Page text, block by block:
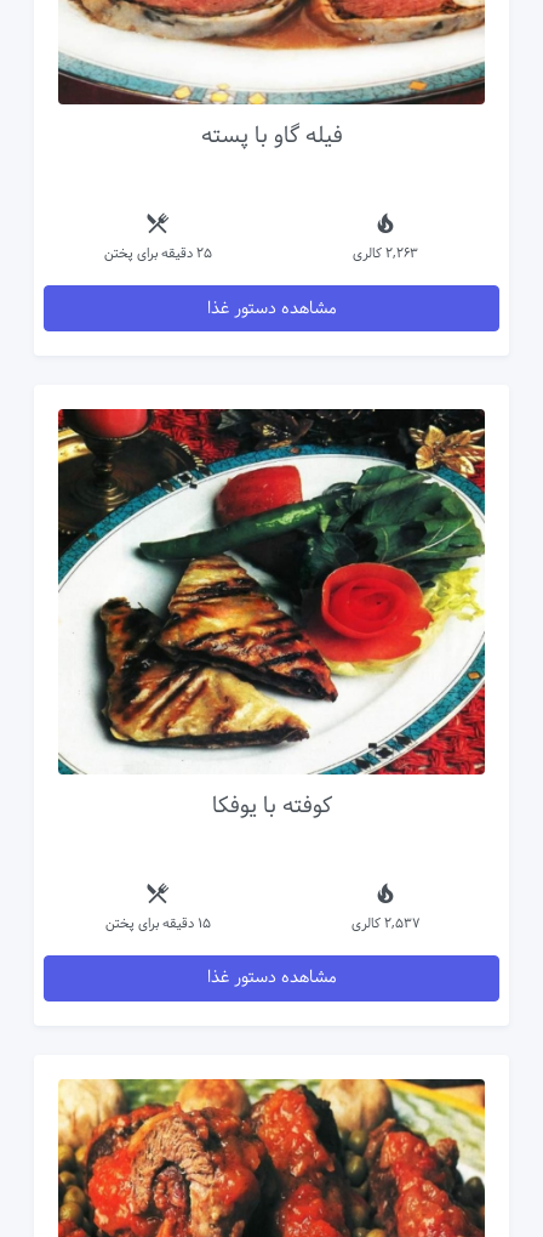
فیله گاو با پسته
2,263 کالری 25 دقیقه برای پختن
مشاهده دستور غذا
کوفته با یوفکا
2,537 کالری 15 دقیقه برای پختن
مشاهده دستور غذا